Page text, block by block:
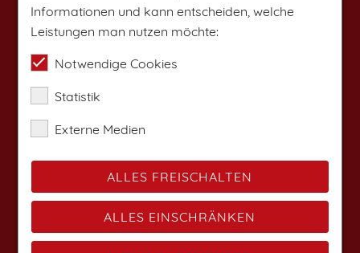
Informationen und kann entscheiden, welche
Leistungen man nutzen möchte:
Notwendige Cookies
Statistik
Externe Medien
ALLES FREISCHALTEN
ALLES EINSCHRÄNKEN